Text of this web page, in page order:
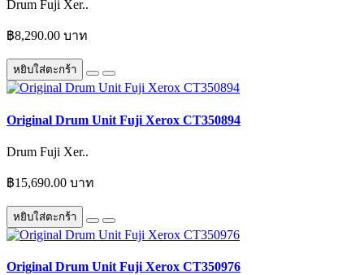
Drum Fuji Xer..
฿8,290.00 บาท
หยิบใส่ตะกร้า
Original Drum Unit Fuji Xerox CT350894
Drum Fuji Xer..
฿15,690.00 บาท
หยิบใส่ตะกร้า
Original Drum Unit Fuji Xerox CT350976